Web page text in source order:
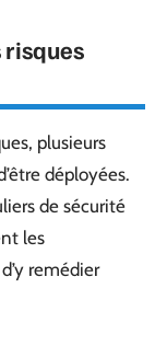
plusieurs
déployées.
de sécurité
les
remédier